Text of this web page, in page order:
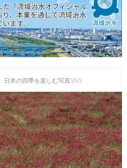
日本の四季を楽しむ写真SNS